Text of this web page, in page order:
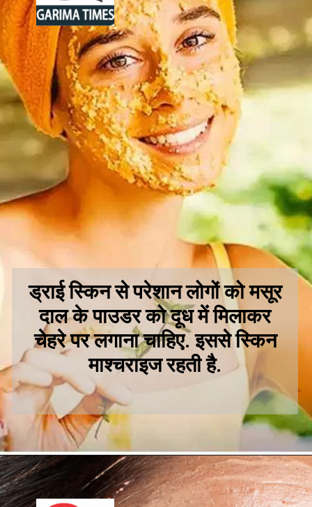
ड्राई स्किन से परेशान लोगों को मसूर
दाल के पाउडर को दूध में मिलाकर
चेहरे पर लगाना चाहिए. इससे स्किन
माश्चराइज रहती है.